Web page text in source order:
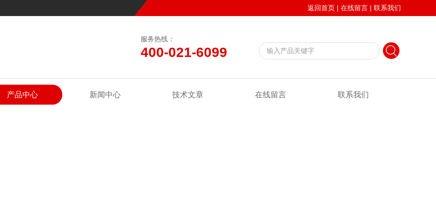
返回首页 | 在线留言 | 联系我们
服务热线：
400-021-6099
产品中心 新闻中心 技术文章 在线留言 联系我们